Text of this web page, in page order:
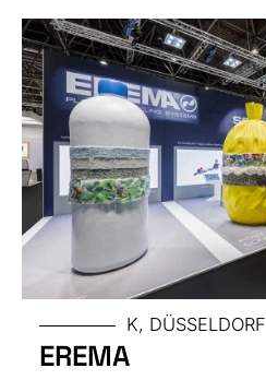
K, DÜSSELDORF
EREMA
MESSE